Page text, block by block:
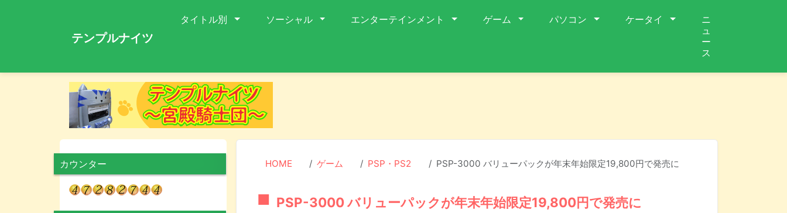
テンプルナイツ
タイトル別 ソーシャル エンターテインメント ゲーム パソコン ケータイ
ニ
ュ
ー
ス
HOME ゲーム PSP・PS2 PSP-3000 バリューパックが年末年始限定19,800円で発売に
PSP-3000 バリューパックが年末年始限定19,800円で発売に
カウンター